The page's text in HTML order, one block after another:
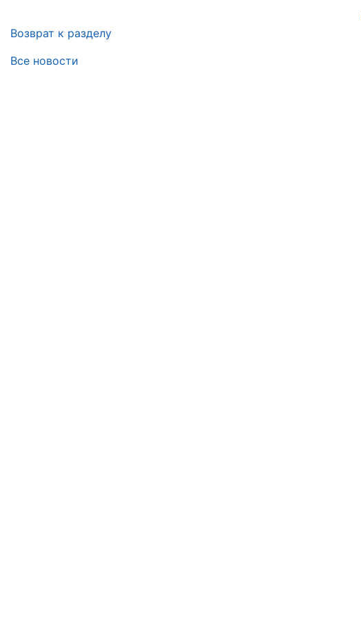
Возврат к разделу
Все новости